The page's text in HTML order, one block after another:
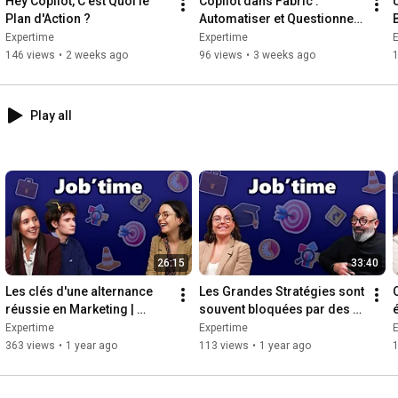
Expertime sur les réseaux :
💻 LinkedIn :
https://www.linkedin.com/company/expe...
📷 Instagram : https://www.instagram.com/expertimeoff
📰 Site Internet :
Plan d'Action ?
Expertime
146 views • 2 weeks ago
Automatiser et Questionner
vos données
Expertime
96 views • 3 weeks ago
Play all
26:15
Les clés d'une alternance
réussie en Marketing |
Job'time avec Andreia &
Leopold
Expertime
363 views • 1 year ago
33:40
Les Grandes Stratégies sont
souvent bloquées par des
micro détails - Job'time
avec Christophe
Expertime
113 views • 1 year ago